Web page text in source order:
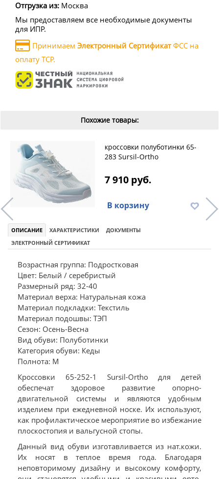
Отгрузка из: Москва
Мы предоставляем все необходимые документы
для ИПР.
Принимаем Электронный СертификатФСС на
оплату ТСР.
Похожие товары:
кроссовки полуботинки 65-
283 Sursil-Ortho
7 910 руб.
В корзину
ОПИСАНИЕ ХАРАКТЕРИСТИКИ
ДОКУМЕНТЫ
ЭЛЕКТРОННЫЙ СЕРТИФИКАТ
Возрастная группа: Подростковая
Цвет: Белый / серебристый
Размерный ряд: 32-40
Материал верха: Натуральная кожа
Материал подкладки: Текстиль
Материал подошвы: ТЭП
Сезон: Осень-Весна
Вид обуви: Полуботинки
Категория обуви: Кеды
Полнота: M
Кроссовки 65-252-1 Sursil-Ortho для детей
обеспечат здоровое развитие опорно-
двигательной системы и являются удобным
изделием при ежедневной носке. Их используют,
как профилактическое мероприятие во избежание
плоскостопия и вальгусной стопы.
Данный вид обуви изготавливается из нат.кожи.
Их носят в теплое время года. Благодаря
неповторимому дизайну и высокому комфорту,